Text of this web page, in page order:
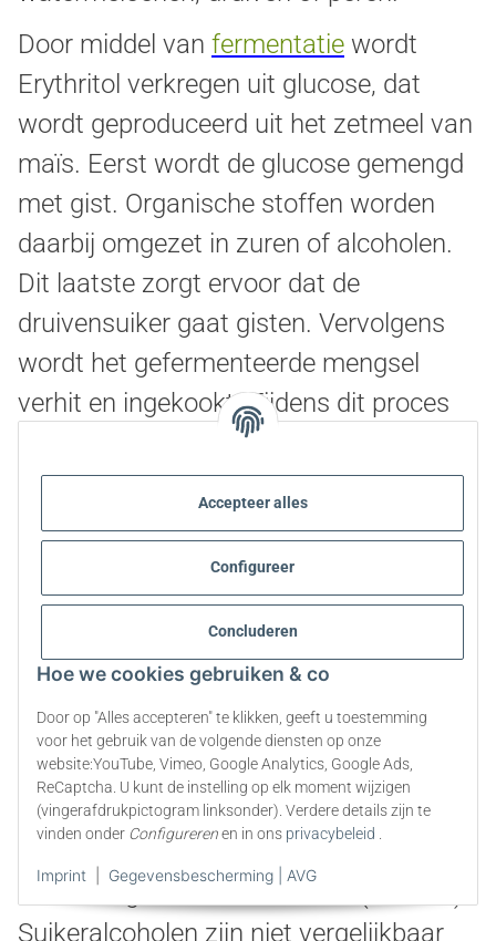
Accepteer alles
Configureer
Concluderen
Hoe we cookies gebruiken & co
Door op "Alles accepteren" te klikken, geeft u toestemming
voor het gebruik van de volgende diensten op onze
website:YouTube, Vimeo, Google Analytics, Google Ads,
ReCaptcha. U kunt de instelling op elk moment wijzigen
(vingerafdrukpictogram linksonder). Verdere details zijn te
vinden onder Configurerenen in ons privacybeleid
Imprint Gegevensbescherming | AVG
Door middel van fermentatie wordt
Erythritol verkregen uit glucose, dat
wordt geproduceerd uit het zetmeel van
maïs. Eerst wordt de glucose gemengd
met gist. Organische stoffen worden
daarbij omgezet in zuren of alcoholen.
Dit laatste zorgt ervoor dat de
druivensuiker gaat gisten. Vervolgens
wordt het gefermenteerde mengsel
verhit en ingekookt. Tijdens dit proces
worden Erythritol kristallen gevormd, die
worden gereinigd, opnieuw opgelost en
verscheidene malen gefilterd om zuivere
Erythritol kristallen te produceren
waaruit onzuiverheden kunnen worden
Chemisch gezien lijkt een deel van de
Erythritol op suiker en een ander deel
op alcohol. Daarom wordt Erythritol
gerekend tot de suikeralcoholen. Deze
bevatten geen "echte" alcohol (ethanol).
Suikeralcoholen zijn niet vergelijkbaar